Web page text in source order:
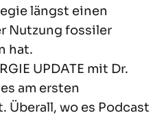
längst einen
Nutzung fossiler
hat.
UPDATE mit Dr.
am ersten
Überall, wo es Podcast